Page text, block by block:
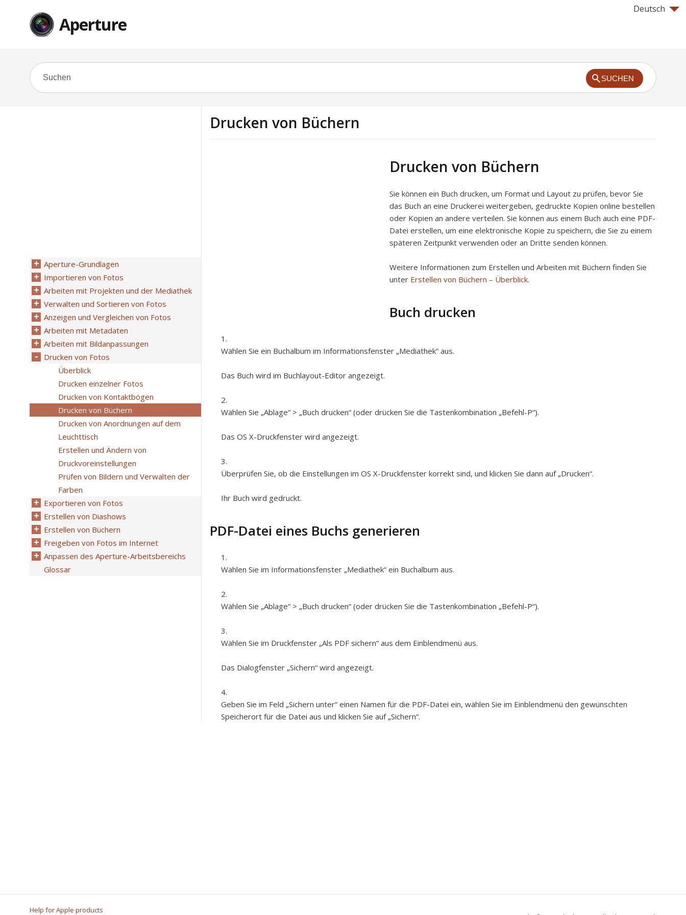
Deutsch
Aperture
SUCHEN
Drucken von Büchern
Drucken von Büchern
Sie können ein Buch drucken, um Format und Layout zu prüfen, bevor Sie
das Buch an eine Druckerei weitergeben, gedruckte Kopien online bestellen
oder Kopien an andere verteilen. Sie können aus einem Buch auch eine PDF-
Datei erstellen, um eine elektronische Kopie zu speichern, die Sie zu einem
späteren Zeitpunkt verwenden oder an Dritte senden können.
Weitere Informationen zum Erstellen und Arbeiten mit Büchern finden Sie
unter Erstellen von Büchern – Überblick.
Buch drucken
Wählen Sie ein Buchalbum im Informationsfenster „Mediathek“ aus.
Das Buch wird im Buchlayout-Editor angezeigt.
Wählen Sie „Ablage“ > „Buch drucken“ (oder drücken Sie die Tastenkombination „Befehl-P“).
Das OS X-Druckfenster wird angezeigt.
Überprüfen Sie, ob die Einstellungen im OS X-Druckfenster korrekt sind, und klicken Sie dann auf „Drucken“.
Ihr Buch wird gedruckt.
PDF-Datei eines Buchs generieren
Wählen Sie im Informationsfenster „Mediathek“ ein Buchalbum aus.
Wählen Sie „Ablage“ > „Buch drucken“ (oder drücken Sie die Tastenkombination „Befehl-P“).
Wählen Sie im Druckfenster „Als PDF sichern“ aus dem Einblendmenü aus.
Das Dialogfenster „Sichern“ wird angezeigt.
Geben Sie im Feld „Sichern unter“ einen Namen für die PDF-Datei ein, wählen Sie im Einblendmenü den gewünschten
Speicherort für die Datei aus und klicken Sie auf „Sichern“.
Aperture-Grundlagen
Importieren von Fotos
Arbeiten mit Projekten und der Mediathek
Verwalten und Sortieren von Fotos
Anzeigen und Vergleichen von Fotos
Arbeiten mit Metadaten
Arbeiten mit Bildanpassungen
Drucken von Fotos
Überblick
Drucken einzelner Fotos
Drucken von Kontaktbögen
Drucken von Büchern
Drucken von Anordnungen auf dem
Leuchttisch
Erstellen und Ändern von
Druckvoreinstellungen
Prüfen von Bildern und Verwalten der
Farben
Exportieren von Fotos
Erstellen von Diashows
Erstellen von Büchern
Freigeben von Fotos im Internet
Anpassen des Aperture-Arbeitsbereichs
Glossar
Help for Apple products